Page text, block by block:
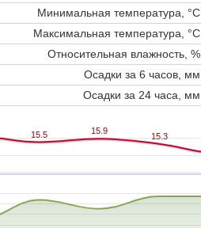
Минимальная температура, °C
Максимальная температура, °C
Относительная влажность, %
Осадки за 6 часов, мм
Осадки за 24 часа, мм
15.5
15.5 15.9
15.9
15.3
15.3